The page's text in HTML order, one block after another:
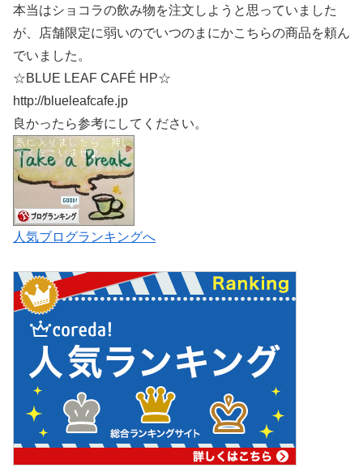
本当はショコラの飲み物を注文しようと思っていました
が、店舗限定に弱いのでいつのまにかこちらの商品を頼ん
でいました。
☆BLUE LEAF CAFÉ HP☆
http://blueleafcafe.jp
良かったら参考にしてください。
人気ブログランキングへ